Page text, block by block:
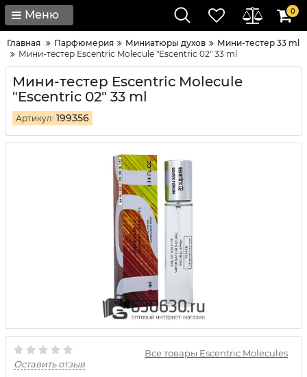
Меню 0
Главная Парфюмерия Миниатюры духов
Мини-тестер 33 ml
Мини-тестер Escentric Molecule "Escentric 02" 33 ml
Мини-тестер Escentric Molecule
"Escentric 02" 33 ml
Артикул: 199356
Все товары Escentric Molecules
Оставить отзыв